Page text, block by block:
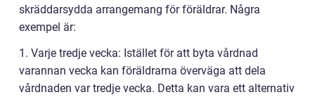
skräddarsydda arrangemang för föräldrar. Några
exempel är:
1. Varje tredje vecka: Istället för att byta vårdnad
varannan vecka kan föräldrarna överväga att dela
vårdnaden var tredje vecka. Detta kan vara ett alternativ